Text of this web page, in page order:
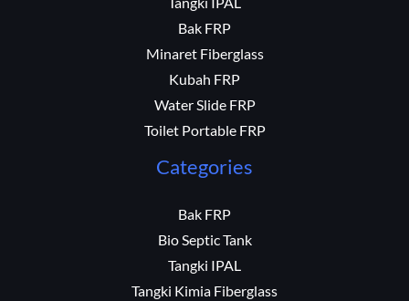
Bak FRP
Minaret Fiberglass
Kubah FRP
Water Slide FRP
Toilet Portable FRP
Categories
Bak FRP
Bio Septic Tank
Tangki IPAL
Tangki Kimia Fiberglass